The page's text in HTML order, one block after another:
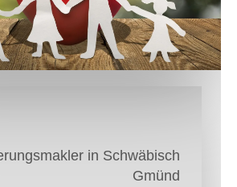
in Schwäbisch
Gmünd